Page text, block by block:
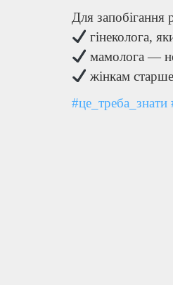
Для запобігання
гінеколога,
мамолога —
жінкам
#це_треба_знати